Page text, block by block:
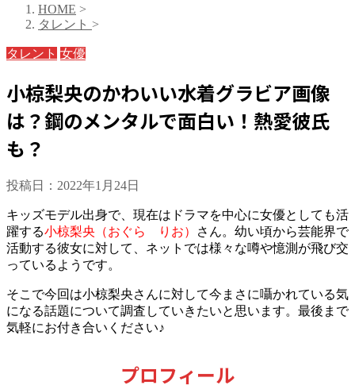
HOME >
タレント >
タレント 女優
小椋梨央のかわいい水着グラビア画像
は？鋼のメンタルで面白い！熱愛彼氏
も？
投稿日： 2022年1月24日
キッズモデル出身で、現在はドラマを中心に女優としても活
躍する小椋梨央（おぐら りお）
さん。幼い頃から芸能界で
活動する彼女に対して、ネットでは様々な噂や憶測が飛び交
っているようです。
そこで今回は小椋梨央さんに対して今まさに囁かれている気
になる話題について調査していきたいと思います。 最後まで
気軽にお付き合いください♪
プロフィール